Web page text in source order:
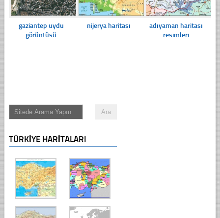
gaziantep uydu
görüntüsü
nijerya haritası
adıyaman haritası
resimleri
TÜRKIYE HARITALARI